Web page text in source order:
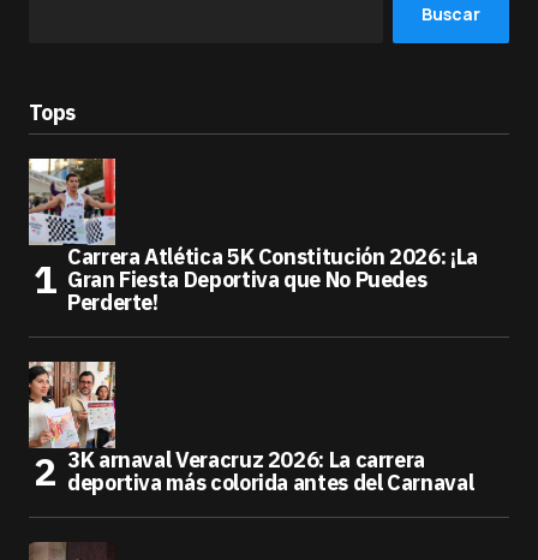
Buscar
Tops
Carrera Atlética 5K Constitución 2026: ¡La
Gran Fiesta Deportiva que No Puedes
Perderte!
3K arnaval Veracruz 2026: La carrera
deportiva más colorida antes del Carnaval